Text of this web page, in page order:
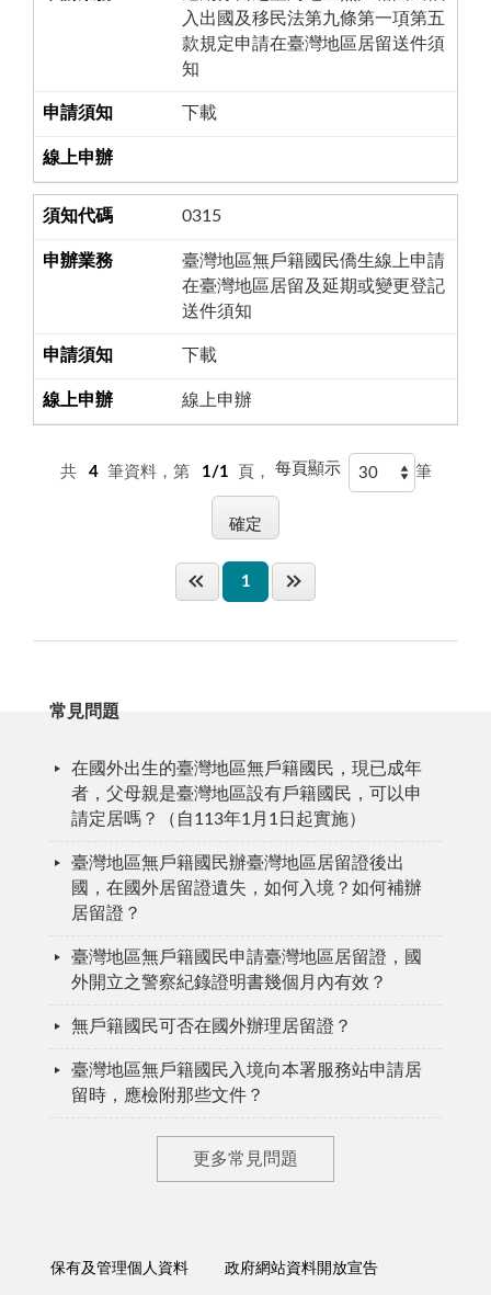
入出國及移民法第九條第一項第五
款規定申請在臺灣地區居留送件須
知
下載
0315
臺灣地區無戶籍國民僑生線上申請
在臺灣地區居留及延期或變更登記
送件須知
下載
線上申辦
共 4 筆資料，第 1/1 頁， 每頁顯示 筆
1
常見問題
在國外出生的臺灣地區無戶籍國民，現已成年
者，父母親是臺灣地區設有戶籍國民，可以申
請定居嗎？（自113年1月1日起實施）
臺灣地區無戶籍國民辦臺灣地區居留證後出
國，在國外居留證遺失，如何入境？如何補辦
居留證？
臺灣地區無戶籍國民申請臺灣地區居留證，國
外開立之警察紀錄證明書幾個月內有效？
無戶籍國民可否在國外辦理居留證？
臺灣地區無戶籍國民入境向本署服務站申請居
留時，應檢附那些文件？
更多常見問題
保有及管理個人資料 政府網站資料開放宣告